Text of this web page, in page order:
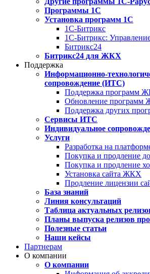
Программы 1С
Установка программ 1С
1С-Битрикс
1С-Битрикс:
Битрикс24
Битрикс24 для ЖКХ
Поддержка
Информационно-
сопровождение (ИТС)
Поддержка программ
Обновление программ
Поддержка других
Сервисы ИТС
Индивидуальное
Услуги
Разработка на
Покупка и продление
Покупка и продление
Установка сайта ЖКХ
Продление лицензии
База знаний
Линия консультаций
Таблица актуальных
Планы выпуска релизов
Полезные статьи
Наши кейсы
Партнерам
О компании
О компании